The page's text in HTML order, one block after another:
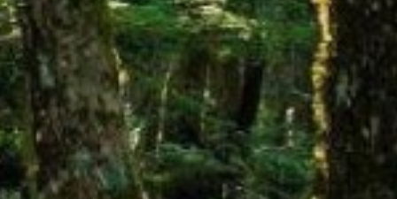
HOME
「旅」のご提案
那須
那須Retreat
鬼怒川
関東エリア
勝浦